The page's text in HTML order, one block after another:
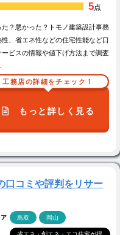
5点
？悪かった？トモノ建築設計事務
、省エネ性などの住宅性能など口
ビスの情報や値下げ方法まで調査
工務店の詳細をチェック！
もっと詳しく見る
口コミや評判をリサー
鳥取 岡山